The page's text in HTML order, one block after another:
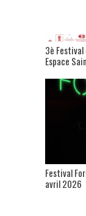
3è
Espace
Festival
avril 2026